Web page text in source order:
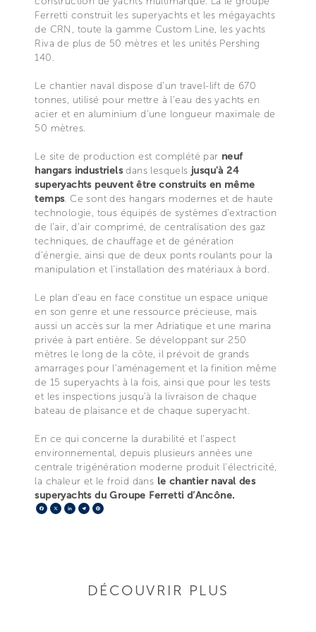
Ferretti construit les superyachts et les mégayachts
de CRN, toute la gamme Custom Line, les yachts
Riva de plus de 50 mètres et les unités Pershing
140.
Le chantier naval dispose d’un travel-lift de 670
tonnes, utilisé pour mettre à l'eau des yachts en
acier et en aluminium d'une longueur maximale de
50 mètres.
Le site de production est complété par neuf
hangars industrielsdans lesquels jusqu'à 24
superyachts peuvent être construits en même
temps. Ce sont des hangars modernes et de haute
technologie, tous équipés de systèmes d'extraction
de l’air, d'air comprimé, de centralisation des gaz
techniques, de chauffage et de génération
d’énergie, ainsi que de deux ponts roulants pour la
manipulation et l'installation des matériaux à bord.
Le plan d’eau en face constitue un espace unique
en son genre et une ressource précieuse, mais
aussi un accès sur la mer Adriatique et une marina
privée à part entière. Se développant sur 250
mètres le long de la côte, il prévoit de grands
amarrages pour l’aménagement et la finition même
de 15 superyachts à la fois, ainsi que pour les tests
et les inspections jusqu’à la livraison de chaque
bateau de plaisance et de chaque superyacht.
En ce qui concerne la durabilité et l’aspect
environnemental, depuis plusieurs années une
centrale trigénération moderne produit l'électricité,
la chaleur et le froid dans le chantier naval des
superyachts du Groupe Ferretti d’Ancône.
Facebook
X LinkedIn
Telegram
DÉCOUVRIR PLUS